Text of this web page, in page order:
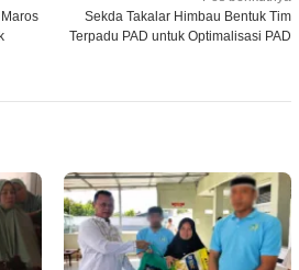
Sekda Takalar Himbau Bentuk Tim
Terpadu PAD untuk Optimalisasi PAD